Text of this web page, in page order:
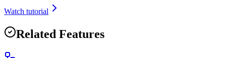
Watch tutorial
Related Features